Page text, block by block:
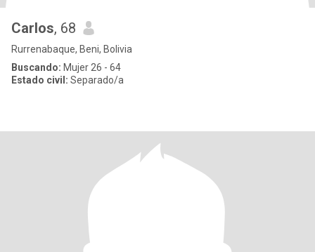
Carlos, 68
Rurrenabaque, Beni, Bolivia
Buscando: Mujer 26 - 64
Estado civil: Separado/a